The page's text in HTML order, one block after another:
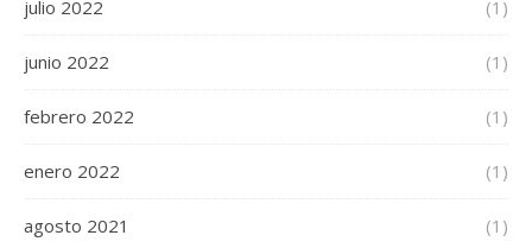
julio 2022 (1)
junio 2022 (1)
febrero 2022 (1)
enero 2022 (1)
agosto 2021 (1)